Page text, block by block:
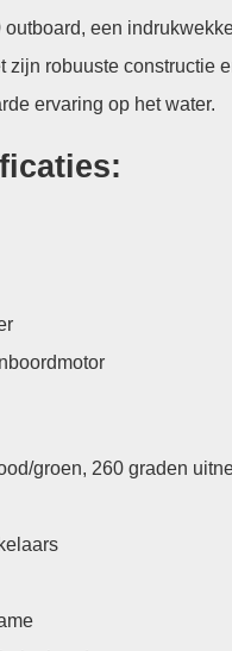
een
zijn robuuste constructie
ervaring op het water.
groen, 260 graden